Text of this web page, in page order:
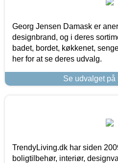
Georg Jensen Damask er
designbrand, og i deres
badet, bordet, køkkenet,
her for at se deres udvalg.
Se udvalget på
TrendyLiving.dk har siden
boligtilbehør, interiør,